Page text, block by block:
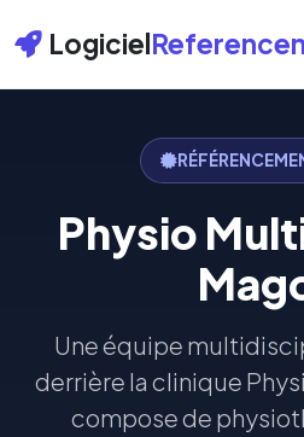
Logiciel
Physio
Une équipe
derrière la clinique
compose de